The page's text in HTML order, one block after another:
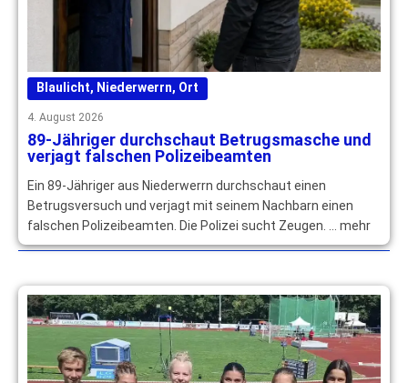
Blaulicht, Niederwerrn, Ort
4. August 2026
89-Jähriger durchschaut Betrugsmasche und
verjagt falschen Polizeibeamten
Ein 89-Jähriger aus Niederwerrn durchschaut einen
Betrugsversuch und verjagt mit seinem Nachbarn einen
falschen Polizeibeamten. Die Polizei sucht Zeugen. … mehr